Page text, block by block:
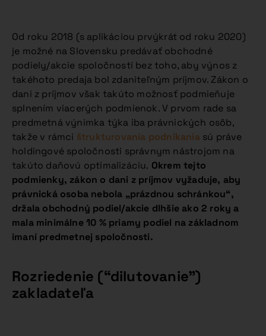
Od roku 2018 (s aplikáciou prvýkrát od roku 2020)
je možné na Slovensku predávať obchodné
podiely/akcie spoločností bez toho, aby výnos z
takéhoto predaja bol zdaniteľným príjmov. Zákon o
dani z príjmov však takúto možnosť podmieňuje
splnením viacerých podmienok. V prvom rade sa
predmetná výnimka týka iba právnických osôb,
takže v rámci štrukturovania podnikaniasú práve
holdingové spoločnosti správnym nástrojom na
takúto daňovú optimalizáciu. Okrem tejto
podmienky, zákon o dani z príjmov vyžaduje, aby
právnická osoba nebola „prázdnou schránkou“,
držala obchodný podiel/akcie dlhšie ako 2 roky a
mala minimálne 10 % priamy podiel na základnom
imaní predmetnej spoločnosti.
Rozriedenie (“dilutovanie”)
zakladateľa